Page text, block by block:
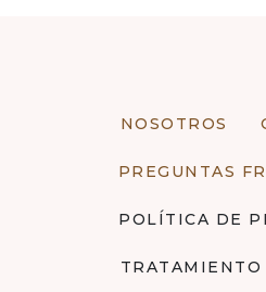
NOSOTROS
PREGUNTAS
POLÍTICA DE
TRATAMIENTO